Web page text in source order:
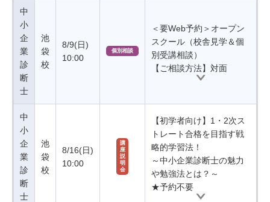
中
小
企
業
診
断
士
池
袋
校
8/9(日)
10:00
個別相談
＜要Web予約＞オープン
スクール（校舎見学＆個
別受講相談）
【ご相談方法】対面
中
小
企
業
診
断
士
池
袋
校
8/16(日)
10:00
講
座
説
明
会
【初学者向け】1・2次ス
トレート合格を目指す戦
略的学習法！
～中小企業診断士の魅力
や勉強法とは？～
★予約不要